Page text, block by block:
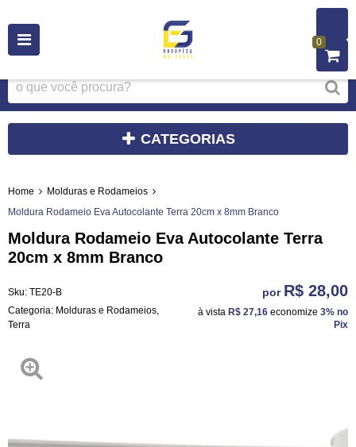
0
CATEGORIAS
Home
Molduras e Rodameios
Moldura Rodameio Eva Autocolante Terra 20cm x 8mm Branco
Moldura Rodameio Eva Autocolante Terra
20cm x 8mm Branco
Sku: TE20-B
Categoria: Molduras e Rodameios
Terra
por R$ 28,00
à vista R$ 27,16 economize 3% no
Pix